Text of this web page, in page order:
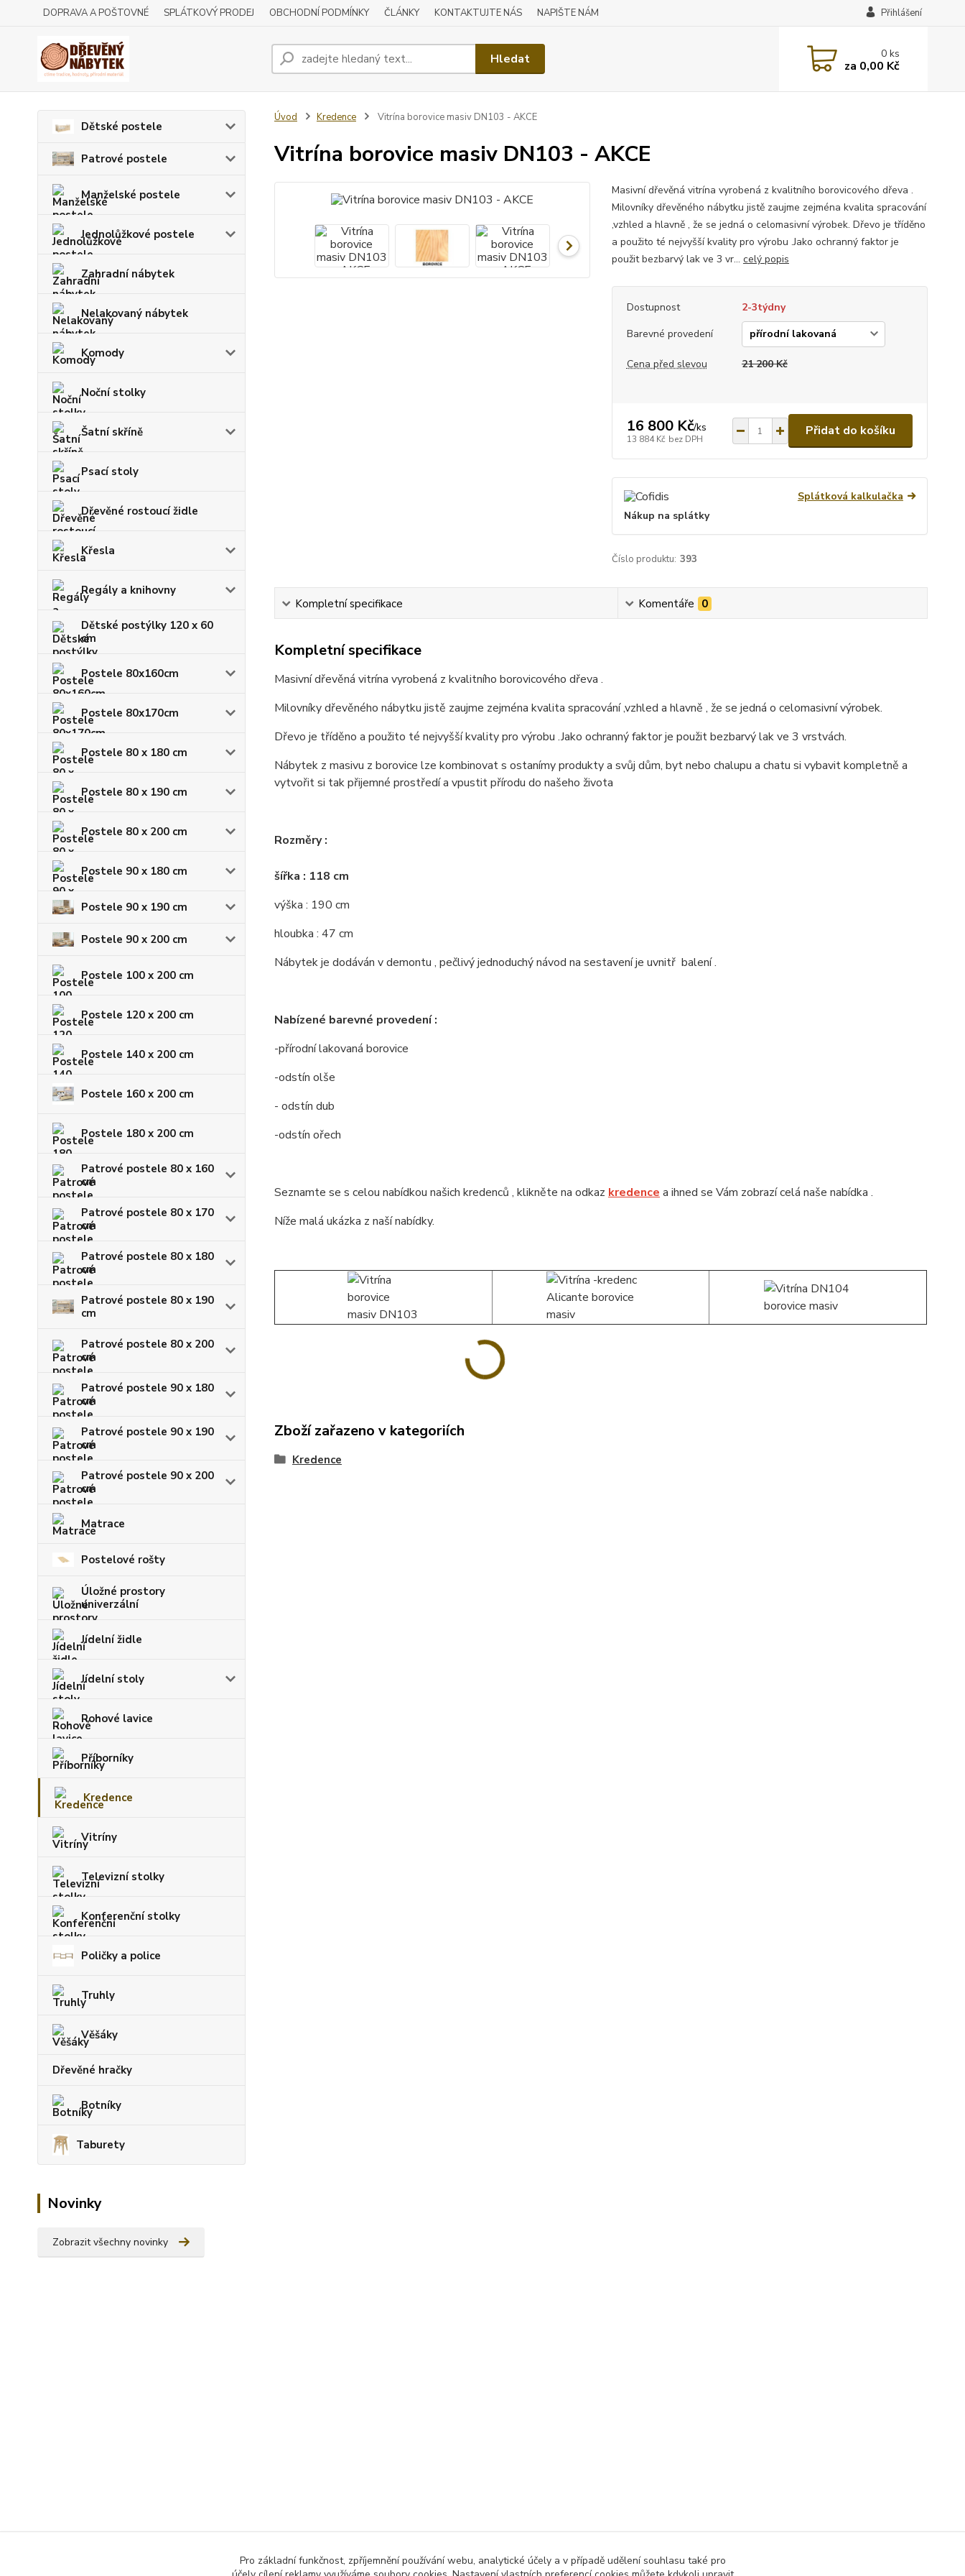
DOPRAVA A POŠTOVNÉ SPLÁTKOVÝ PRODEJ OBCHODNÍ PODMÍNKY ČLÁNKY KONTAKTUJTE NÁS NAPIŠTE NÁM Přihlášení
Hledat 0ks
za 0,00 Kč
Dětské postele
Patrové postele
Manželské postele
Jednolůžkové postele
Zahradní nábytek
Nelakovaný nábytek
Komody
Noční stolky
Šatní skříně
Psací stoly
Dřevěné rostoucí židle
Křesla
Regály a knihovny
Dětské postýlky 120 x 60
cm
Postele 80x160cm
Postele 80x170cm
Postele 80 x 180 cm
Postele 80 x 190 cm
Postele 80 x 200 cm
Postele 90 x 180 cm
Postele 90 x 190 cm
Postele 90 x 200 cm
Postele 100 x 200 cm
Postele 120 x 200 cm
Postele 140 x 200 cm
Postele 160 x 200 cm
Postele 180 x 200 cm
Patrové postele 80 x 160
cm
Patrové postele 80 x 170
cm
Patrové postele 80 x 180
cm
Patrové postele 80 x 190
cm
Patrové postele 80 x 200
cm
Patrové postele 90 x 180
cm
Patrové postele 90 x 190
cm
Patrové postele 90 x 200
cm
Matrace
Postelové rošty
Úložné prostory
univerzální
Jídelní židle
Jídelní stoly
Rohové lavice
Příborníky
Kredence
Vitríny
Televizní stolky
Konferenční stolky
Poličky a police
Truhly
Věšáky
Dřevěné hračky
Botníky
Taburety
Novinky
Zobrazit všechny novinky
Úvod Kredence Vitrína borovice masiv DN103 - AKCE
Vitrína borovice masiv DN103 - AKCE
Masivní dřevěná vitrína vyrobená z kvalitního borovicového dřeva .
Milovníky dřevěného nábytku jistě zaujme zejména kvalita spracování
,vzhled a hlavně , že se jedná o celomasivní výrobek. Dřevo je tříděno
a použito té nejvyšší kvality pro výrobu .Jako ochranný faktor je
použit bezbarvý lak ve 3 vr... celý popis
Dostupnost
2-3týdny
Barevné provedení
Cena před slevou 21 200 Kč
16 800 Kč/ks
13 884 Kč bez DPH
Přidat do košíku
Splátková kalkulačka
Nákup na splátky
Číslo produktu: 393
Kompletní specifikace Komentáře 0
Kompletní specifikace
Masivní dřevěná vitrína vyrobená z kvalitního borovicového dřeva .
Milovníky dřevěného nábytku jistě zaujme zejména kvalita spracování ,vzhled a hlavně , že se jedná o celomasivní výrobek.
Dřevo je tříděno a použito té nejvyšší kvality pro výrobu .Jako ochranný faktor je použit bezbarvý lak ve 3 vrstvách.
Nábytek z masivu z borovice lze kombinovat s ostanímy produkty a svůj dům, byt nebo chalupu a chatu si vybavit kompletně a
vytvořit si tak přijemné prostředí a vpustit přírodu do našeho života
Rozměry :
šířka : 118 cm
výška : 190 cm
hloubka : 47 cm
Nábytek je dodáván v demontu , pečlivý jednoduchý návod na sestavení je uvnitř balení .
Nabízené barevné provedení :
-přírodní lakovaná borovice
-odstín olše
- odstín dub
-odstín ořech
Seznamte se s celou nabídkou našich kredenců , klikněte na odkaz kredence a ihned se Vám zobrazí celá naše nabídka .
Níže malá ukázka z naší nabídky.
Zboží zařazeno v kategoriích
Kredence
Pro základní funkčnost, zpříjemnění používání webu, analytické účely a v případě udělení souhlasu také pro